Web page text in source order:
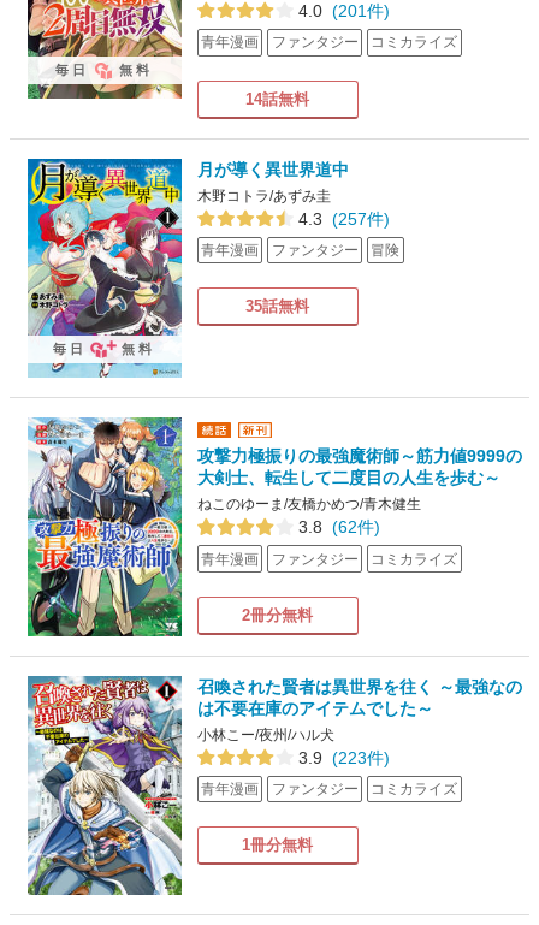
4.0 (201件)
青年漫画 ファンタジー コミカライズ
14話無料
毎日 無料
月が導く異世界道中
木野コトラ/あずみ圭
4.3 (257件)
青年漫画 ファンタジー 冒険
35話無料
毎日 無料
攻撃力極振りの最強魔術師～筋力値9999の
大剣士、転生して二度目の人生を歩む～
ねこのゆーま/友橋かめつ/青木健生
3.8 (62件)
青年漫画 ファンタジー コミカライズ
2冊分無料
召喚された賢者は異世界を往く ～最強なの
は不要在庫のアイテムでした～
小林こー/夜州/ハル犬
3.9 (223件)
青年漫画 ファンタジー コミカライズ
1冊分無料